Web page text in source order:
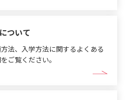
ついて
法、入学方法に関するよくある
ご覧ください。